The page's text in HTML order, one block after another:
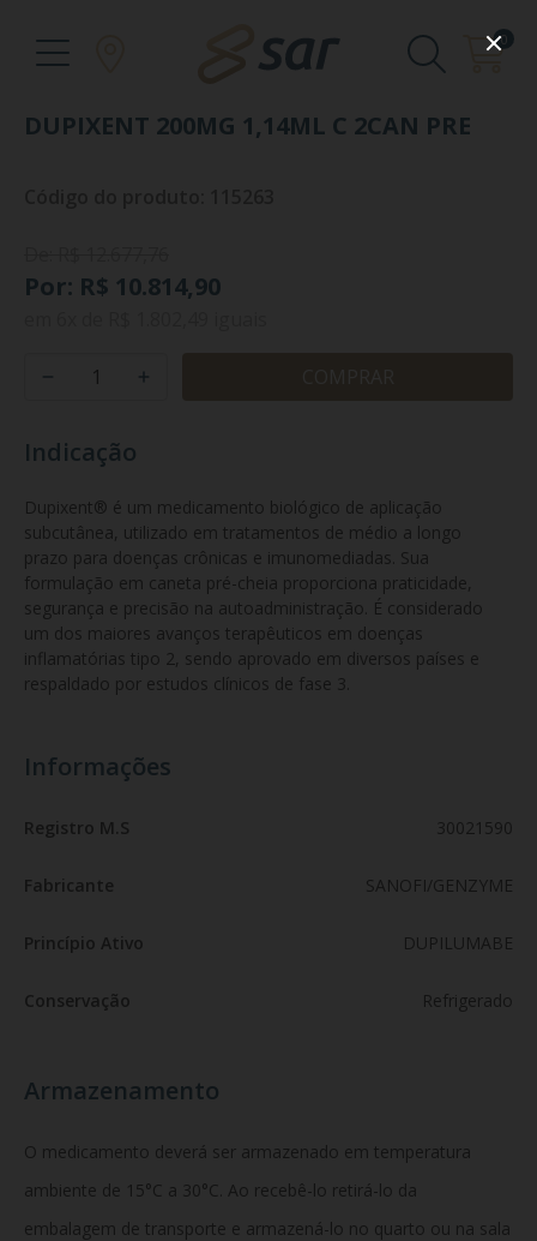
0
DUPIXENT 200MG 1,14ML C 2CAN PRE
Por: R$ 10.814,90
Indicação
Dupixent® é um medicamento biológico de aplicação
subcutânea, utilizado em tratamentos de médio a longo
prazo para doenças crônicas e imunomediadas. Sua
formulação em caneta pré-cheia proporciona praticidade,
segurança e precisão na autoadministração. É considerado
um dos maiores avanços terapêuticos em doenças
inflamatórias tipo 2, sendo aprovado em diversos países e
respaldado por estudos clínicos de fase 3.
Informações
Registro M.S 30021590
Fabricante SANOFI/GENZYME
Princípio Ativo DUPILUMABE
Conservação Refrigerado
Armazenamento
O medicamento deverá ser armazenado em temperatura
ambiente de 15°C a 30°C. Ao recebê-lo retirá-lo da
embalagem de transporte e armazená-lo no quarto ou na sala